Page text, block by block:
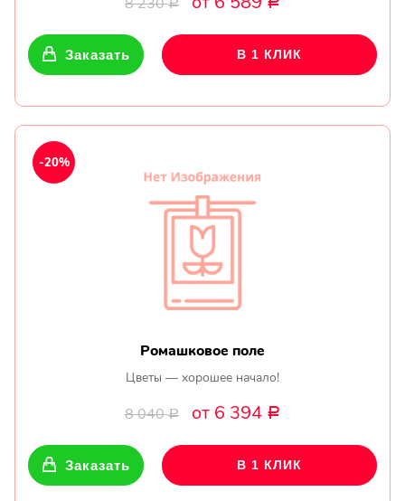
Р
Заказать В 1 КЛИК
Ромашковое поле
Цветы — хорошее начало!
8 040Р от 6 394 Р
-20%
Заказать В 1 КЛИК